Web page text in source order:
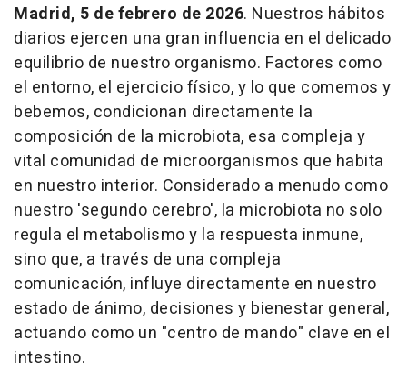
Madrid, 5 de febrero de 2026. Nuestros hábitos
diarios ejercen una gran influencia en el delicado
equilibrio de nuestro organismo. Factores como
el entorno, el ejercicio físico, y lo que comemos y
bebemos, condicionan directamente la
composición de la microbiota, esa compleja y
vital comunidad de microorganismos que habita
en nuestro interior. Considerado a menudo como
nuestro 'segundo cerebro', la microbiota no solo
regula el metabolismo y la respuesta inmune,
sino que, a través de una compleja
comunicación, influye directamente en nuestro
estado de ánimo, decisiones y bienestar general,
actuando como un "centro de mando" clave en el
intestino.